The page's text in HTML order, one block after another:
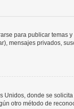
para publicar temas
mensajes privados,
donde se
otro método de